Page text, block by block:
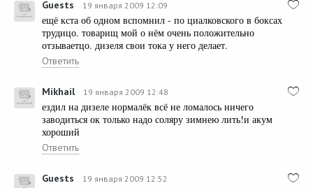
Guests 19 января 2009 12:09
ещё кста об одном вспомнил - по циалковского в боксах
трудицо. товарищ мой о нём очень положительно
отзываетцо. дизеля свои тока у него делает.
Ответить
Mikhail 19 января 2009 12:48
ездил на дизеле нормалёк всё не ломалось ничего
заводиться ок только надо соляру зимнею лить!и акум
хороший
Ответить
Guests 19 января 2009 12:52